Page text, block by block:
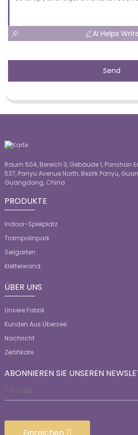
AI Helps
Send
Raum 504, Bereich 3, Gebäude 1, Panshan
537, Panyu Avenue North, Bezirk Panyu,
Guangdong, China
PRODUKTE
Indoor-Spielplatz
Trampolinpark
Seilgarten
Kletterwand
ÜBER UNS
Unsere Fabrik
Kunden Aus Übersee
Nachricht
Zertifikate
ABONNIEREN SIE UNSEREN
Einreichen